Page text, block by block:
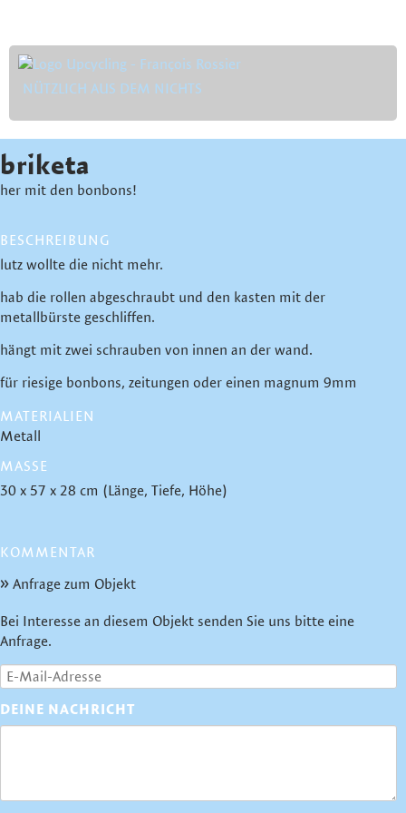
NÜTZLICH AUS DEM NICHTS
briketa
her mit den bonbons!
BESCHREIBUNG
lutz wollte die nicht mehr.
hab die rollen abgeschraubt und den kasten mit der
metallbürste geschliffen.
hängt mit zwei schrauben von innen an der wand.
für riesige bonbons, zeitungen oder einen magnum 9mm
MATERIALIEN
Metall
MASSE
30 x 57 x 28 cm (Länge, Tiefe, Höhe)
KOMMENTAR
Anfrage zum Objekt
Bei Interesse an diesem Objekt senden Sie uns bitte eine
Anfrage.
DEINE NACHRICHT